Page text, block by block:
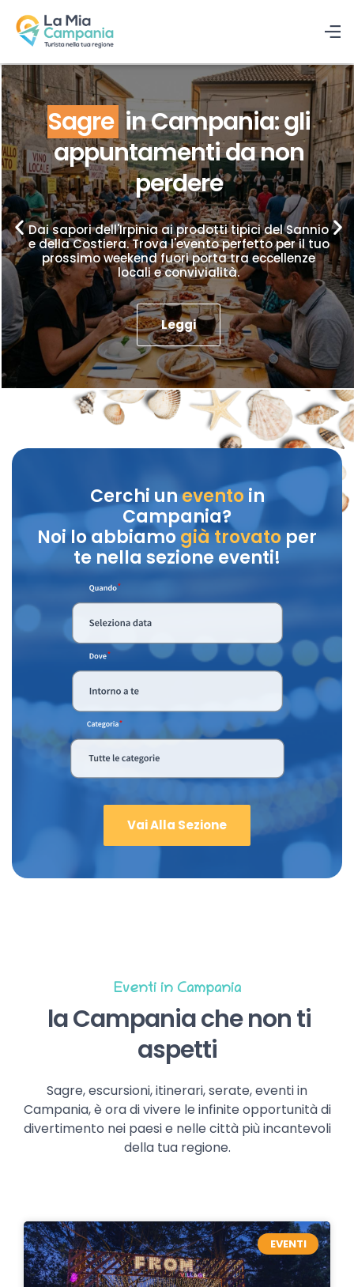
Sagre in Campania: gli
appuntamenti da non
perdere
Dai sapori dell'Irpinia ai prodotti tipici del Sannio
e della Costiera. Trova l'evento perfetto per il tuo
prossimo weekend fuori porta tra eccellenze
locali e convivialità.
Leggi
Cerchi unevento in
Campania?
Noi lo abbiamo già trovatoper
te nella sezione eventi!
Vai Alla Sezione
Eventi in Campania
la Campania che non ti
aspetti
Sagre, escursioni, itinerari, serate, eventi in
Campania, è ora di vivere le infinite opportunità di
divertimento nei paesi e nelle città più incantevoli
della tua regione.
EVENTI